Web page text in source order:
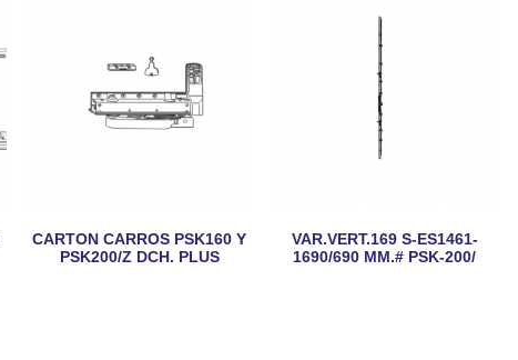
CARTON CARROS PSK160 Y
PSK200/Z DCH. PLUS
VAR.VERT.169 S-ES1461-
1690/690 MM.# PSK-200/